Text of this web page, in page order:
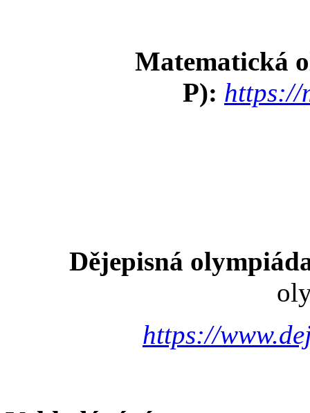
Matematická
P): https://
Dějepisná
https://